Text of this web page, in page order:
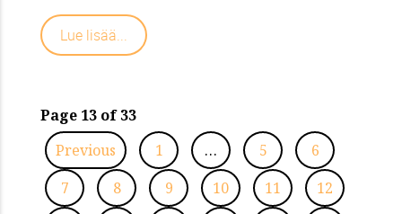
Lue lisää...
Page 13 of 33
Previous
1 … 5
6
7
8 9 10 11
12